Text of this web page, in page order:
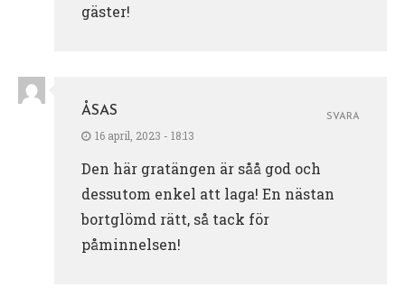
gäster!
ÅSAS
16 april, 2023 - 18:13
Den här gratängen är såå god och
dessutom enkel att laga! En nästan
bortglömd rätt, så tack för
påminnelsen!
SVARA